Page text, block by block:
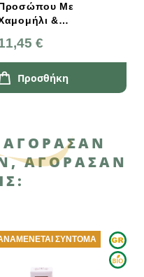
Με
&
€
Προσθήκη
ΑΓΌΡΑΣΑΝ
ΣΎΝΤΟΜΑ